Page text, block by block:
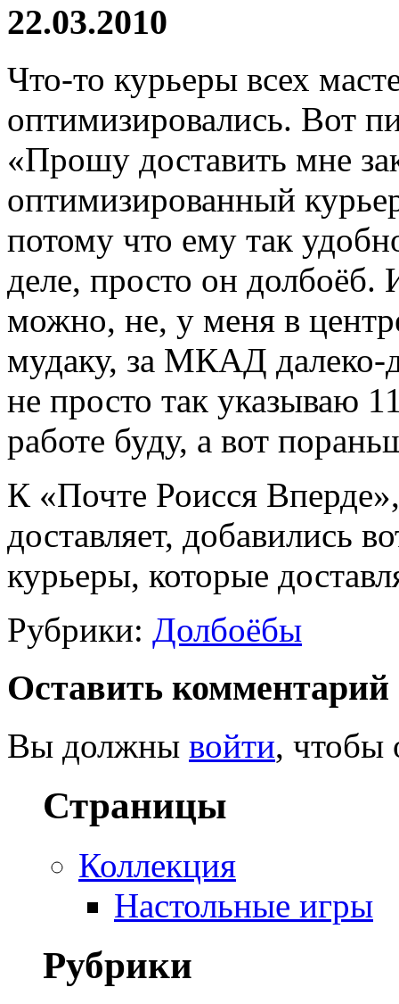
22.03.2010
Что-то курьеры всех
оптимизировались. Вот
«Прошу доставить мне
оптимизированный
потому что ему так
деле, просто он
можно, не, у меня в
мудаку, за МКАД далеко-
не просто так указываю
работе буду, а вот
К «Почте Роисся
доставляет, добавились
курьеры, которые
Рубрики: Долбоёбы
Оставить комментарий
Вы должны войти, чтобы
Страницы
Коллекция
Настольные игры
Рубрики